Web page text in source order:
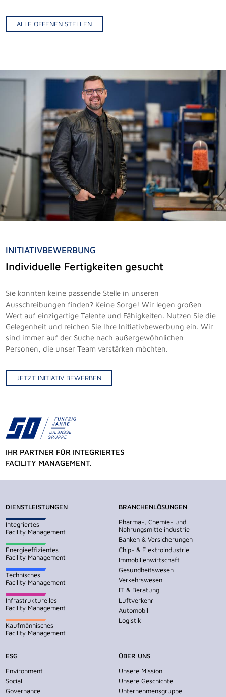
ALLE OFFENEN STELLEN
INITIATIVBEWERBUNG
Individuelle Fertigkeiten gesucht
Sie konnten keine passende Stelle in unseren
Ausschreibungen finden? Keine Sorge! Wir legen großen
Wert auf einzigartige Talente und Fähigkeiten. Nutzen Sie die
Gelegenheit und reichen Sie Ihre Initiativbewerbung ein. Wir
sind immer auf der Suche nach außergewöhnlichen
Personen, die unser Team verstärken möchten.
JETZT INITIATIV BEWERBEN
IHR PARTNER FÜR INTEGRIERTES
FACILITY MANAGEMENT.
DIENSTLEISTUNGEN
Integriertes
Facility Management
Energieeffizientes
Facility Management
Technisches
Facility Management
Infrastrukturelles
Facility Management
Kaufmännisches
Facility Management
BRANCHENLÖSUNGEN
Pharma-, Chemie- und
Nahrungsmittelindustrie
Banken & Versicherungen
Chip- & Elektroindustrie
Immobilienwirtschaft
Gesundheitswesen
Verkehrswesen
IT & Beratung
Luftverkehr
Automobil
Logistik
ESG
Environment
Social
Governance
ÜBER UNS
Unsere Mission
Unsere Geschichte
Unternehmensgruppe